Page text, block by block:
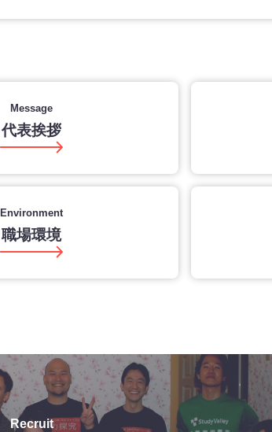
Message
代表挨拶
Environment
職場環境
Recruit